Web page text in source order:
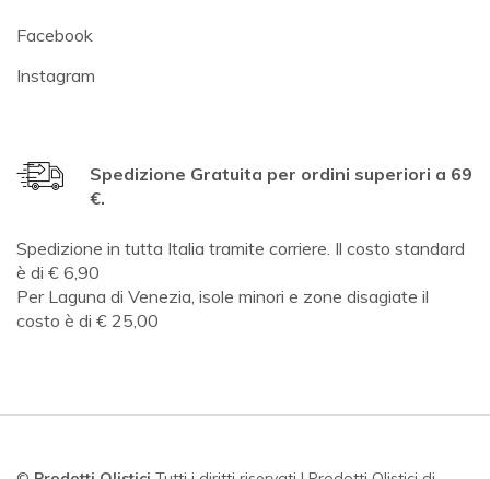
Facebook
Instagram
Spedizione Gratuita per ordini superiori a 69
€.
Spedizione in tutta Italia tramite corriere. Il costo standard
è di € 6,90
Per Laguna di Venezia, isole minori e zone disagiate il
costo è di € 25,00